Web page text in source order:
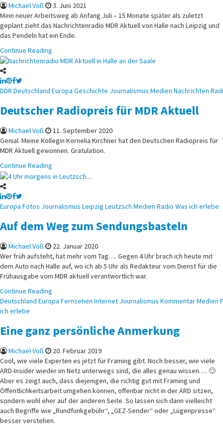
Michael Voß
3. Juni 2021
Mein neuer Arbeitsweg ab Anfang Juli – 15 Monate später als zuletzt
geplant zieht das Nachrichtenradio MDR Aktuell von Halle nach Leipzig und
das Pendeln hat ein Ende.
Continue Reading
Posted
DDR Deutschland Europa Geschichte Journalismus Medien Nachrichten
Deutscher Radiopreis für MDR Aktuell
Michael Voß
11. September 2020
Genial. Meine Kollegin Kornelia Kirchner hat den Deutschen Radiopreis für
MDR Aktuell gewonnen. Gratulation.
Continue Reading
Posted
Europa Fotos Journalismus Leipzig Leutzsch Medien Radio Was ich erlebe
Auf dem Weg zum Sendungsbasteln
Michael Voß
22. Januar 2020
Wer früh aufsteht, hat mehr vom Tag…. Gegen 4 Uhr brach ich heute mit
dem Auto nach Halle auf, wo ich ab 5 Uhr als Redakteur vom Dienst für die
Frühausgabe vom MDR aktuell verantwortlich war.
Continue Reading
Posted
in
Deutschland Europa Fernsehen Internet Journalismus KommentarMedien
ich erlebe
Eine ganz persönliche Anmerkung
Michael Voß
20. Februar 2019
Cool, wie viele Experten es jetzt für Framing gibt. Noch besser, wie viele
ARD-Insider wieder im Netz unterwegs sind, die alles genau wissen…. 🙂
Aber es zeigt auch, dass diejenigen, die richtig gut mit Framing und
Öffentlichkeitsarbeit umgehen können, offenbar nicht in der ARD sitzen,
sondern wohl eher auf der anderen Seite. So lassen sich dann vielleicht
auch Begriffe wie „Rundfunkgebühr“, „GEZ-Sender“ oder „Lügenpresse“
besser verstehen.